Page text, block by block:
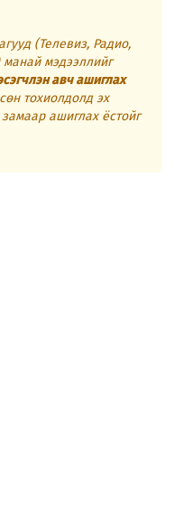
(Телевиз, Радио,
мэдээллийг
авч ашиглах
тохиолдолд эх
ашиглах ёстойг